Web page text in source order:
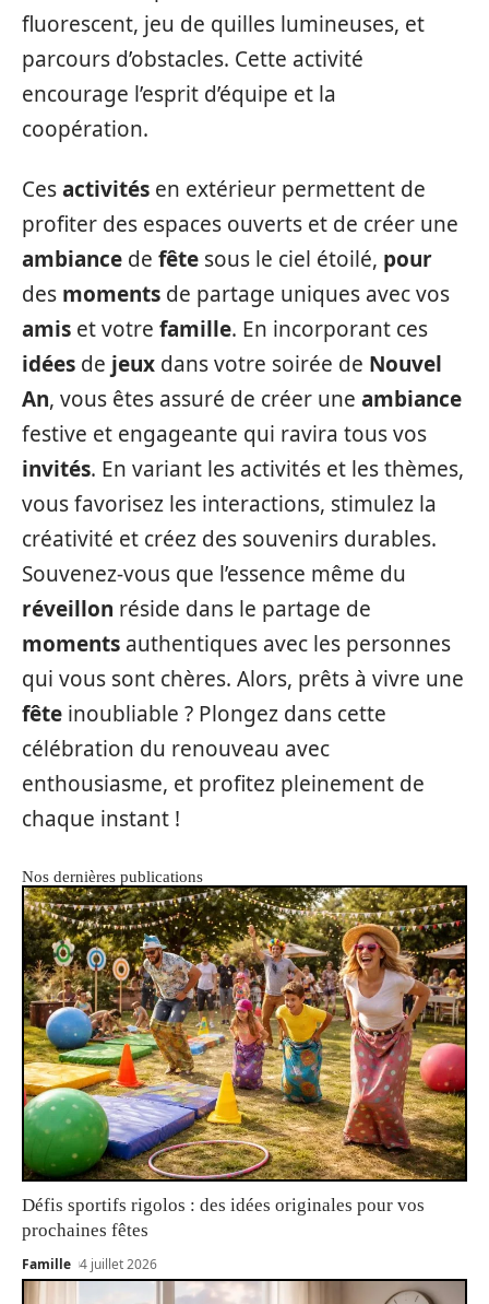
fluorescent, jeu de quilles lumineuses, et
parcours d’obstacles. Cette activité
encourage l’esprit d’équipe et la
coopération.
Cesactivités en extérieur permettent de
profiter des espaces ouverts et de créer une
ambiance de fête sous le ciel étoilé, pour
des moments de partage uniques avec vos
amis et votre famille. En incorporant ces
idées de jeux dans votre soirée de Nouvel
An, vous êtes assuré de créer une ambiance
festive et engageante qui ravira tous vos
invités. En variant les activités et les thèmes,
vous favorisez les interactions, stimulez la
créativité et créez des souvenirs durables.
Souvenez-vous que l’essence même du
réveillon réside dans le partage de
moments authentiques avec les personnes
qui vous sont chères. Alors, prêts à vivre une
fête inoubliable ? Plongez dans cette
célébration du renouveau avec
enthousiasme, et profitez pleinement de
chaque instant !
Nos dernières publications
Défis sportifs rigolos : des idées originales pour vos
prochaines fêtes
Famille 4 juillet 2026